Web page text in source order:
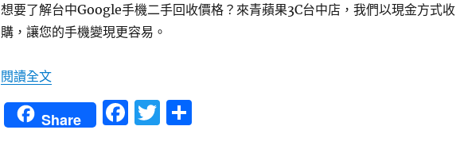
想要了解台中Google手機二手回收價格？來青蘋果3C台中店，我們以現金方式收
購，讓您的手機變現更容易。
閱讀全文〈台中Google二手回收價揭密！青蘋果3C現金收購最優惠！〉
Share
F T 分